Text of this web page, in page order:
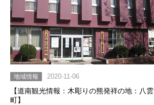
地域情報 2020-11-06
【道南観光情報：木彫りの熊発祥の地：八雲
町】